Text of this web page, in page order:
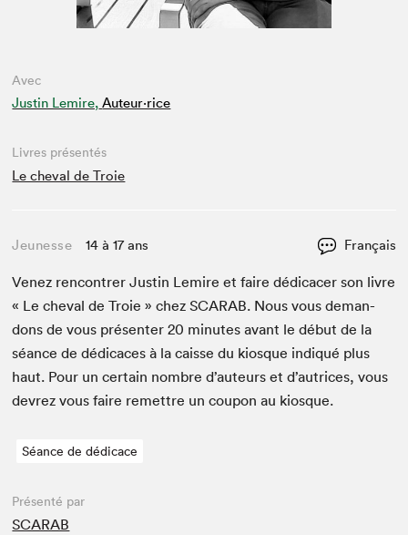
Avec
Justin Lemire, Auteur·rice
Livres présentés
Le cheval de Troie
Jeunesse 14 à 17 ans Français
Venez ren­con­tr­er Justin Lemire et faire dédi­cac­er son livre
« Le cheval de Troie » chezSCARAB. Nous vous deman­
dons de vous présen­ter20 min­utes avant le début de la
séance de dédi­caces à la caisse du kiosque indiqué plus
haut. Pour un cer­tain nom­bre d’auteurs et d’autrices, vous
devrez vous faire remet­tre un coupon au kiosque.
Séance de dédicace
Présenté par
SCARAB